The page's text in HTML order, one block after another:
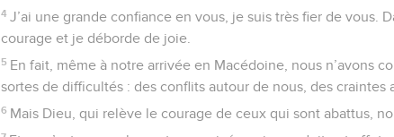
4 J’ai une grande confiance en vous, je suis très fier de vous.
courage et je déborde de joie.
5 En fait, même à notre arrivée en Macédoine, nous n’avons
sortes de difficultés : des conflits autour de nous, des craintes
6 Mais Dieu, qui relève le courage de ceux qui sont abattus,